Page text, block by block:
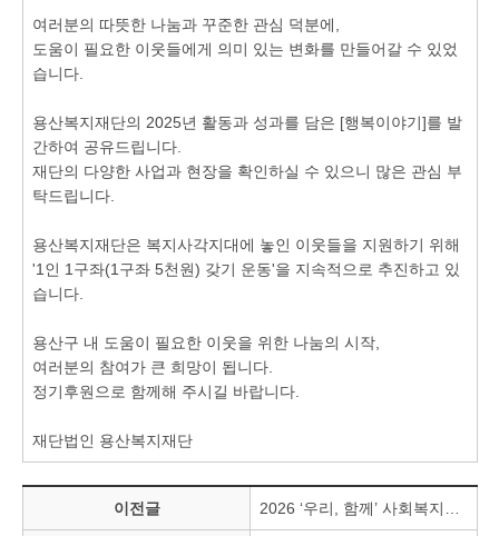
여러분의 따뜻한 나눔과 꾸준한 관심 덕분에,
도움이 필요한 이웃들에게 의미 있는 변화를 만들어갈 수 있었
습니다.
용산복지재단의 2025년 활동과 성과를 담은 [행복이야기]를 발
간하여 공유드립니다.
재단의 다양한 사업과 현장을 확인하실 수 있으니 많은 관심 부
탁드립니다.
용산복지재단은 복지사각지대에 놓인 이웃들을 지원하기 위해
'1인 1구좌(1구좌 5천원) 갖기 운동'을 지속적으로 추진하고 있
습니다.
용산구 내 도움이 필요한 이웃을 위한 나눔의 시작,
여러분의 참여가 큰 희망이 됩니다.
정기후원으로 함께해 주시길 바랍니다.
재단법인 용산복지재단
이전글